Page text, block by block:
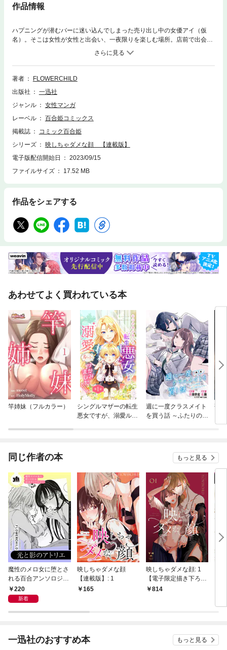
作品情報
ハプニングが潜むバーに迷い込んでしまった売り出し中の女優アイ（仮
名）。そこは女性が女性と出会い、一夜限りを楽しむ場所。店前で出会っ
たキャバクラ嬢に誘われたアイは、半個室のなかで自分の知らなかった性
癖をたった一度で知らされてしまい……。【本商品は月刊コミック百合姫
2023年7月号に掲載されたものです。単行本版と収録内容が異なる場合が
ございます。漫画内の告知等は過去のものとなりますので、ご注意くださ
著者
FLOWERCHILD
出版社
一迅社
ジャンル
女性マンガ
レーベル
百合姫コミックス
掲載誌
コミック百合姫
シリーズ
映しちゃダメな顔 【連載版】
電子版配信開始日
2023/09/15
ファイルサイズ
17.52 MB
作品をシェアする
あわせてよく買われている本
竿姉妹（フルカラー）
シングルマザーの転生
悪女ですが、溺愛ルー
週に一度クラスメイト
を買う話 ～ふたりの時
落差
同じ作者の本 もっと見る
魔性のメロ女に堕とさ
れる百合アンソロジー
『光と影のアトリエ』
【単話】
220
新着
映しちゃダメな顔
【連載版】: 1
165
映しちゃダメな顔: 1
【電子限定描き下ろし
マンガ付き】
814
一迅社のおすすめ本 もっと見る